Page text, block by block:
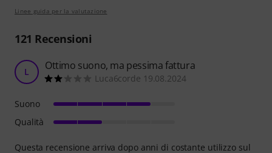
Linee guida per la valutazione
121 Recensioni
L Ottimo suono, ma pessima fattura
Luca6corde 19.08.2024
Questa recensione arriva dopo anni di costante utilizzo sul
Suono
Qualità